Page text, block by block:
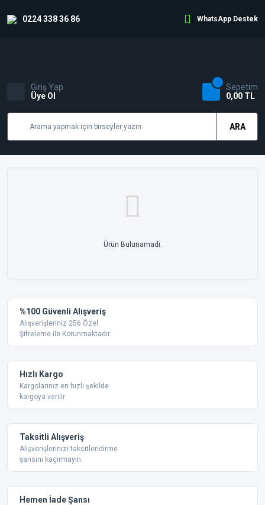
0224 338 36 86 WhatsApp Destek
ARA
Giriş Yap
Üye Ol
Sepetim
0,00 TL
Ürün Bulunamadı.
%100 Güvenli Alışveriş
Alışverişleriniz 256 Özel
Şifreleme ile Korunmaktadır.
Hızlı Kargo
Kargolarınız en hızlı şekilde
kargoya verilir
Taksitli Alışveriş
Alışverişlerinizi taksitlendirme
şansını kaçırmayın.
Hemen İade Şansı